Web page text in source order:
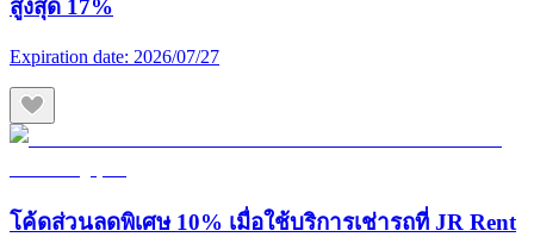
สูงสุด 17%
Expiration date: 2026/07/27
โค้ดส่วนลดพิเศษ 10% เมื่อใช้บริการเช่ารถที่ JR Rent